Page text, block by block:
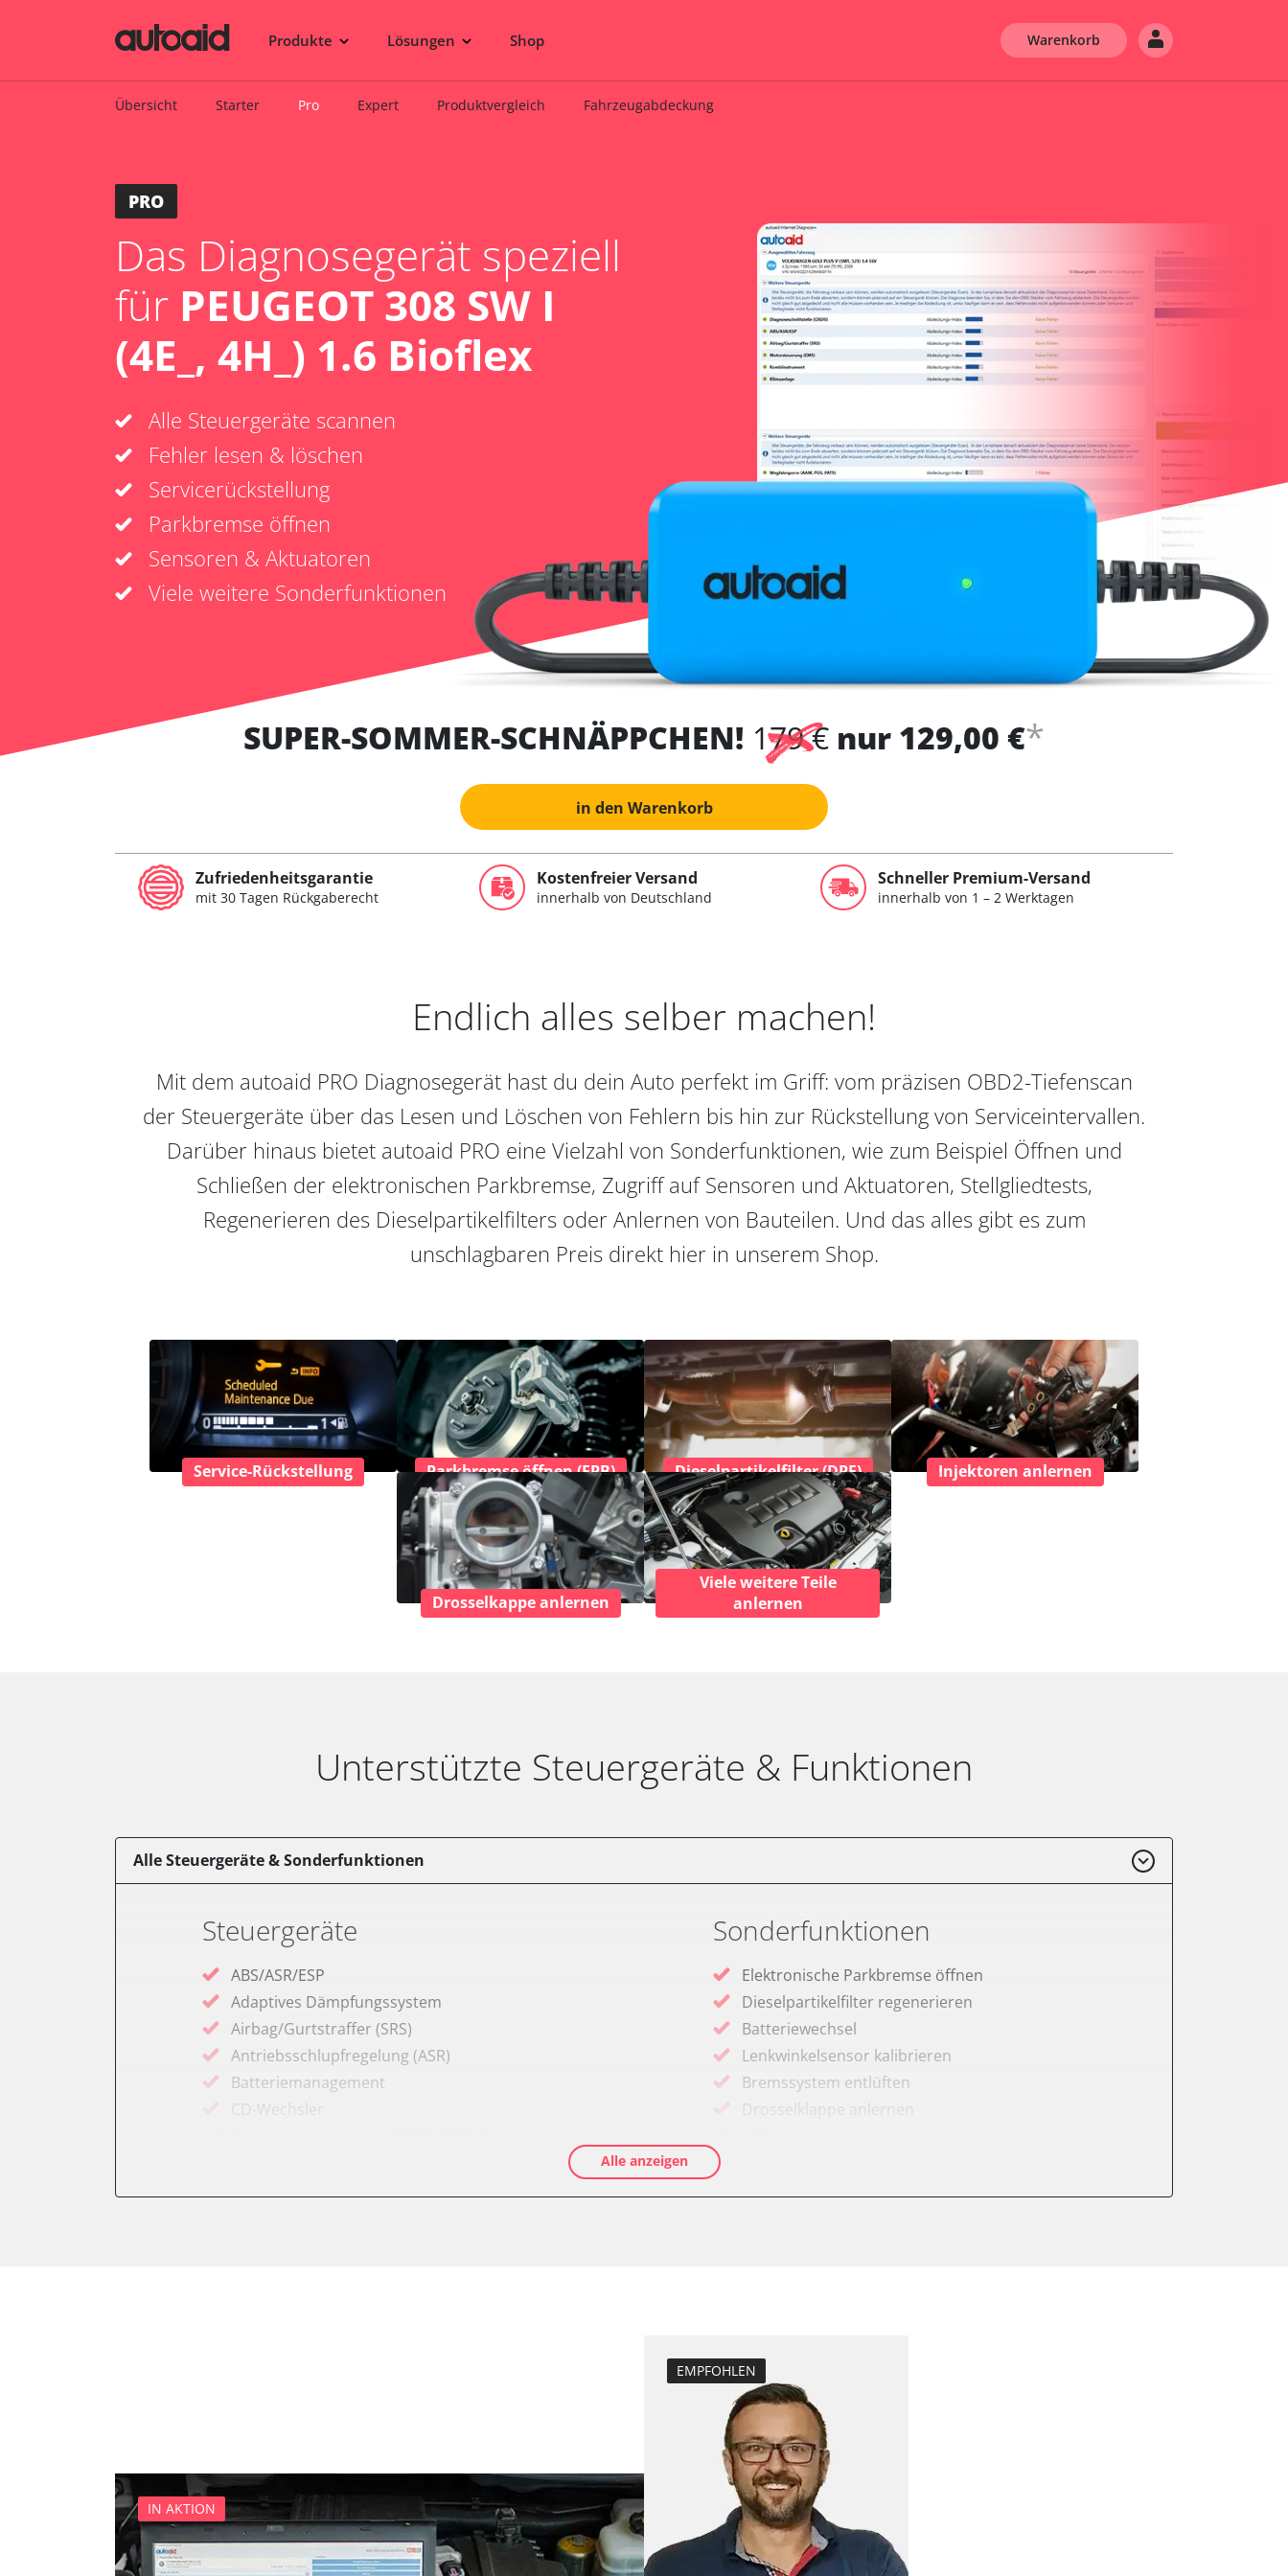
Produkte Lösungen Shop Warenkorb
Übersicht Starter Pro Expert Produktvergleich Fahrzeugabdeckung
PRO
Das Diagnosegerät speziell
für PEUGEOT 308 SW I
(4E_, 4H_) 1.6 Bioflex
Alle Steuergeräte scannen
Fehler lesen & löschen
Servicerückstellung
Parkbremse öffnen
Sensoren & Aktuatoren
Viele weitere Sonderfunktionen
SUPER-SOMMER-SCHNÄPPCHEN! 179 € nur 129,00 €*
in den Warenkorb
Zufriedenheitsgarantie
mit 30 Tagen Rückgaberecht
Kostenfreier Versand
innerhalb von Deutschland
Schneller Premium-Versand
innerhalb von 1 – 2 Werktagen
Endlich alles selber machen!
Mit dem autoaid PRO Diagnosegerät hast du dein Auto perfekt im Griff: vom präzisen OBD2-Tiefenscan
der Steuergeräte über das Lesen und Löschen von Fehlern bis hin zur Rückstellung von Serviceintervallen.
Darüber hinaus bietet autoaid PRO eine Vielzahl von Sonderfunktionen, wie zum Beispiel Öffnen und
Schließen der elektronischen Parkbremse, Zugriff auf Sensoren und Aktuatoren, Stellgliedtests,
Regenerieren des Dieselpartikelfilters oder Anlernen von Bauteilen. Und das alles gibt es zum
unschlagbaren Preis direkt hier in unserem Shop.
Service-Rückstellung Parkbremse öffnen (EPB) Dieselpartikelfilter (DPF) Injektoren anlernen
Drosselkappe anlernen
Viele weitere Teile
anlernen
Unterstützte Steuergeräte & Funktionen
Alle Steuergeräte & Sonderfunktionen
Steuergeräte
ABS/ASR/ESP
Adaptives Dämpfungssystem
Airbag/Gurtstraffer (SRS)
Antriebsschlupfregelung (ASR)
Batteriemanagement
CD-Wechsler
Klimaanlage
Kombiinstrument
Lenksäuleneinheit
Lichtsteuerung
Sonderfunktionen
Elektronische Parkbremse öffnen
Dieselpartikelfilter regenerieren
Batteriewechsel
Lenkwinkelsensor kalibrieren
Bremssystem entlüften
Drosselklappe anlernen
Dieselpartikelfilter wechseln
Differenzdruck Sensor anlernen
Elektronische Parkbremse schließen
ESP test
Grundeinstellung
Hochdruckpumpe Initialisierung
Injektor Adaptionswerte zurücksetzen
Injektoren einstellen
Alle anzeigen
IN AKTION
EMPFOHLEN